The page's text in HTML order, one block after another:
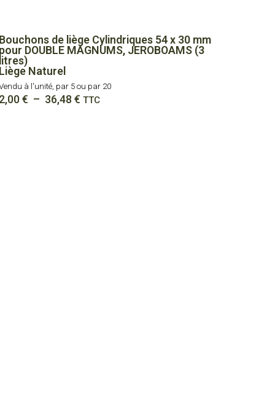
Bouchons de liège Cylindriques 54 x 30 mm
pour DOUBLE MAGNUMS, JEROBOAMS (3
litres)
Liège Naturel
à l'unité, par 5 ou par 20
2,00€ – 36,48 €Plage
TTC